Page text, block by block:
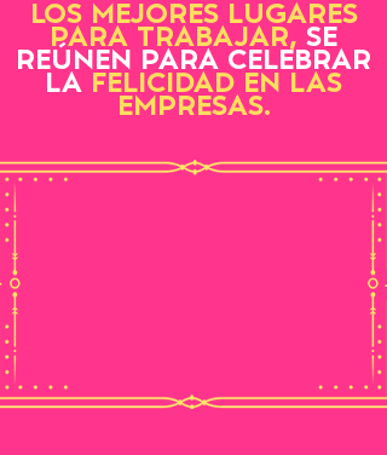
LOS MEJORES LUGARES
PARA TRABAJAR, SE
REÚNEN PARA CELEBRAR
LA FELICIDAD EN LAS
EMPRESAS.